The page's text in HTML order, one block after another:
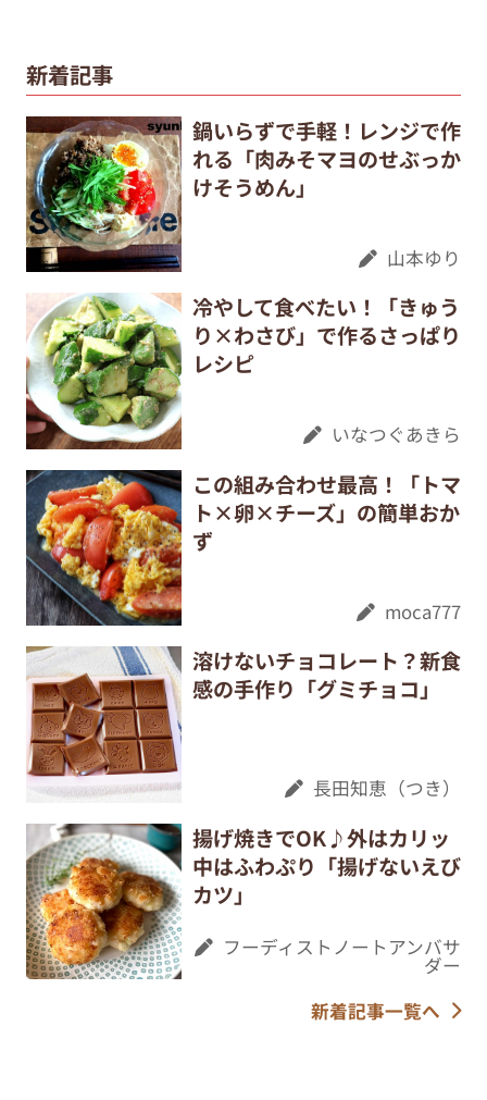
新着記事
鍋いらずで手軽！レンジで作
れる「肉みそマヨのせぶっか
けそうめん」
山本ゆり
冷やして食べたい！「きゅう
り×わさび」で作るさっぱり
レシピ
いなつぐあきら
この組み合わせ最高！「トマ
ト×卵×チーズ」の簡単おか
ず
moca777
溶けないチョコレート？新食
感の手作り「グミチョコ」
長田知恵（つき）
揚げ焼きでOK♪外はカリッ
中はふわぷり「揚げないえび
カツ」
フーディストノートアンバサ
ダー
新着記事一覧へ